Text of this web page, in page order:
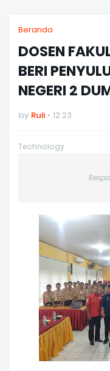
Beranda
DOSEN
BERI
NEGERI 2
by Ruli 12.23
Technology